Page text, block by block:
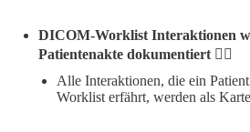
DICOM-Worklist Interaktionen
Patientenakte dokumentiert ✍🏻
Alle Interaktionen, die ein
Worklist erfährt, werden als